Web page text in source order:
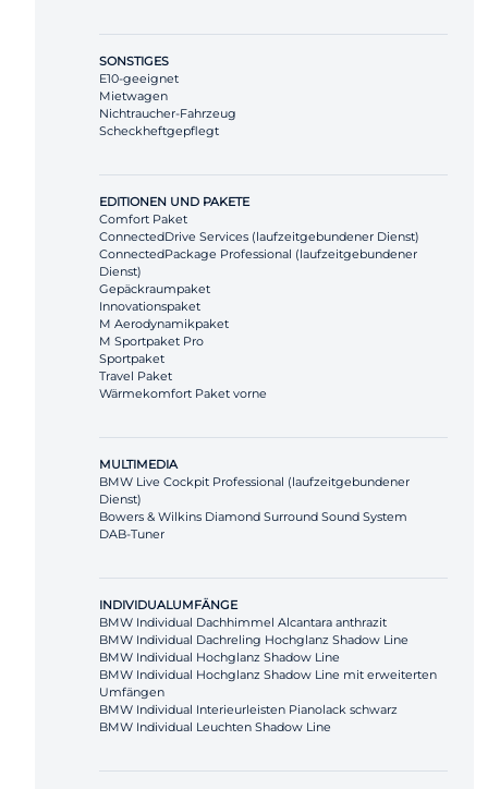
SONSTIGES
E10-geeignet
Mietwagen
Nichtraucher-Fahrzeug
Scheckheftgepflegt
EDITIONEN UND PAKETE
Comfort Paket
ConnectedDrive Services (laufzeitgebundener Dienst)
ConnectedPackage Professional (laufzeitgebundener
Dienst)
Gepäckraumpaket
Innovationspaket
M Aerodynamikpaket
M Sportpaket Pro
Sportpaket
Travel Paket
Wärmekomfort Paket vorne
MULTIMEDIA
BMW Live Cockpit Professional (laufzeitgebundener
Dienst)
Bowers & Wilkins Diamond Surround Sound System
DAB-Tuner
INDIVIDUALUMFÄNGE
BMW Individual Dachhimmel Alcantara anthrazit
BMW Individual Dachreling Hochglanz Shadow Line
BMW Individual Hochglanz Shadow Line
BMW Individual Hochglanz Shadow Line mit erweiterten
Umfängen
BMW Individual Interieurleisten Pianolack schwarz
BMW Individual Leuchten Shadow Line